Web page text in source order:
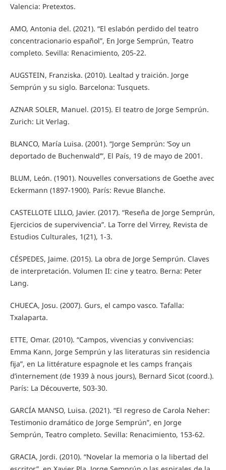
Valencia: Pretextos.
AMO, Antonia del. (2021). “El eslabón perdido del teatro
concentracionario español”, En Jorge Semprún, Teatro
completo. Sevilla: Renacimiento, 205-22.
AUGSTEIN, Franziska. (2010). Lealtad y traición. Jorge
Semprún y su siglo. Barcelona: Tusquets.
AZNAR SOLER, Manuel. (2015). El teatro de Jorge Semprún.
Zurich: Lit Verlag.
BLANCO, María Luisa. (2001). “Jorge Semprún: ‘Soy un
deportado de Buchenwald’”, El País, 19 de mayo de 2001.
BLUM, León. (1901). Nouvelles conversations de Goethe avec
Eckermann (1897-1900). París: Revue Blanche.
CASTELLOTE LILLO, Javier. (2017). “Reseña de Jorge Semprún,
Ejercicios de supervivencia”. La Torre del Virrey, Revista de
Estudios Culturales, 1(21), 1-3.
CÉSPEDES, Jaime. (2015). La obra de Jorge Semprún. Claves
de interpretación. Volumen II: cine y teatro. Berna: Peter
Lang.
CHUECA, Josu. (2007). Gurs, el campo vasco. Tafalla:
Txalaparta.
ETTE, Omar. (2010). “Campos, vivencias y convivencias:
Emma Kann, Jorge Semprún y las literaturas sin residencia
fija”, en La littérature espagnole et les camps français
d’internement (de 1939 à nous jours), Bernard Sicot (coord.).
París: La Découverte, 503-30.
GARCÍA MANSO, Luisa. (2021). “El regreso de Carola Neher:
Testimonio dramático de Jorge Semprún”, en Jorge
Semprún, Teatro completo. Sevilla: Renacimiento, 153-62.
GRACIA, Jordi. (2010). “Novelar la memoria o la libertad del